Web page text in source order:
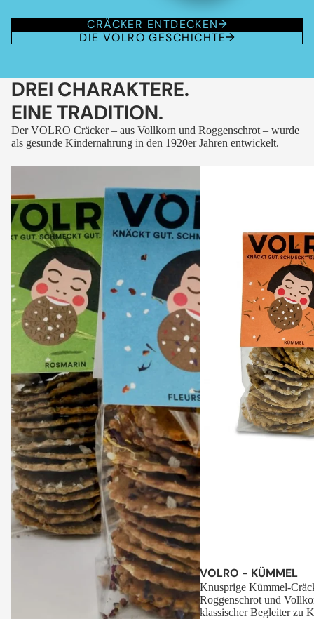
CRÄCKER ENTDECKEN
DIE VOLRO GESCHICHTE
DREI CHARAKTERE.
EINE TRADITION.
Der VOLRO Cräcker – aus Vollkorn und Roggenschrot – wurde
als gesunde Kindernahrung in den 1920er Jahren entwickelt.
FLEURS
DES
ALPES
KÜMMEL
Sale
VOLRO - KÜMMEL
Knusprige Kümmel-
Roggenschrot und
klassischer Begleiter zu